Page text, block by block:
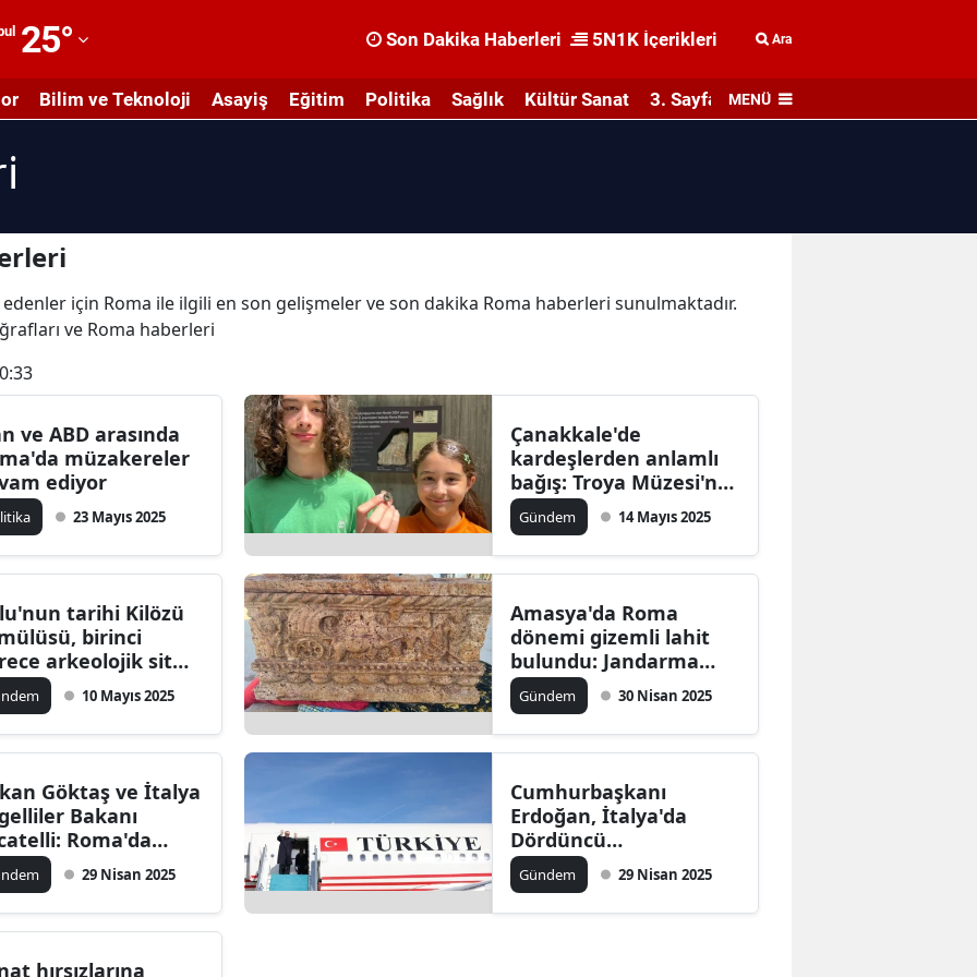
25° Son Dakika Haberleri 5N1K İçerikleri Ara
Bilim ve Teknoloji Asayiş Eğitim Politika Sağlık Kültür Sanat 3. Sayfa MENÜ
için Roma ile ilgili en son gelişmeler ve son dakika Roma haberleri sunulmaktadır.
ve Roma haberleri
ve ABD arasında
müzakereler
ediyor
23 Mayıs 2025
Çanakkale'de
kardeşlerden anlamlı
bağış: Troya Müzesi'ne
değerli yüzük mühür
emaneti
Gündem 14 Mayıs 2025
tarihi Kilözü
birinci
arkeolojik sit
olarak tescillendi
10 Mayıs 2025
Amasya'da Roma
dönemi gizemli lahit
bulundu: Jandarma
operasyonuyla ele
geçirildi
Gündem 30 Nisan 2025
Göktaş ve İtalya
Bakanı
Roma'da
hizmetlerde
için buluştu
29 Nisan 2025
Cumhurbaşkanı
Erdoğan, İtalya'da
Dördüncü
Hükümetlerarası
Zirve'ye katılmak
üzere Roma'ya gitti:
Gündem 29 Nisan 2025
hırsızlarına